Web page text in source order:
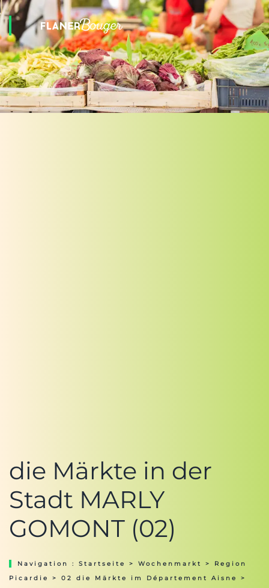
die Märkte in der
Stadt MARLY
GOMONT (02)
Navigation : Startseite > Wochenmarkt > Region
Picardie
> 02 die Märkte im Département Aisne
>